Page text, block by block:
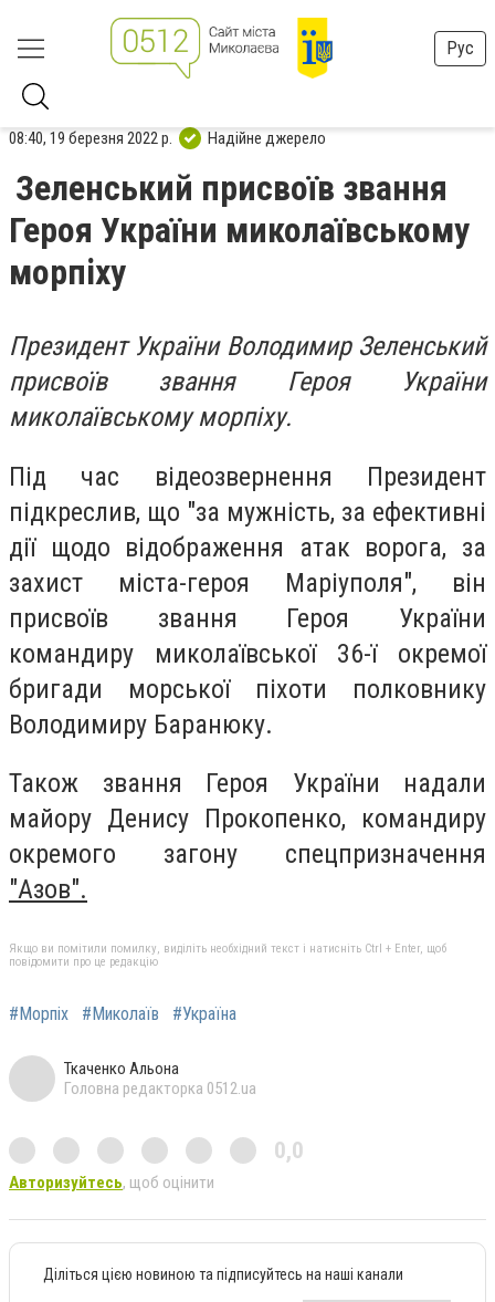
Рус
08:40, 19 березня 2022 р. Надійне джерело
Зеленський присвоїв звання
Героя України миколаївському
морпіху
Президент України Володимир Зеленський
присвоїв звання Героя України
миколаївському морпіху.
Під час відеозвернення Президент
підкреслив, що "за мужність, за ефективні
дії щодо відображення атак ворога, за
захист міста-героя Маріуполя", він
присвоїв звання Героя України
командиру миколаївської 36-ї окремої
бригади морської піхоти полковнику
Володимиру Баранюку.
Також звання Героя України надали
майору Денису Прокопенко, командиру
окремого загону спецпризначення
"Азов".
Якщо ви помітили помилку, виділіть необхідний текст і натисніть Ctrl + Enter, щоб
повідомити про це редакцію
#Морпіх #Миколаїв #Україна
Ткаченко Альона
Головна редакторка 0512.ua
0,0
Авторизуйтесь, щоб оцінити
Діліться цією новиною та підписуйтесь на наші канали